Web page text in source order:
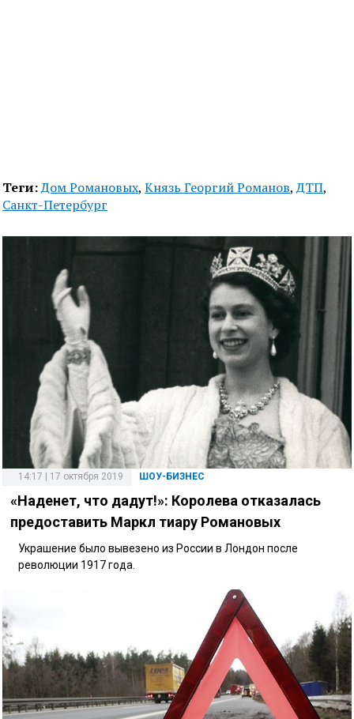
Теги:Дом Романовых, Князь Георгий Романов,ДТП,
Санкт-Петербург
14:17 | 17 октября 2019 ШОУ-БИЗНЕС
«Наденет, что дадут!»: Королева отказалась
предоставить Маркл тиару Романовых
Украшение было вывезено из России в Лондон после
революции 1917 года.